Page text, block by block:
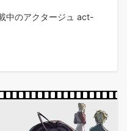
中のアクタージュ act-